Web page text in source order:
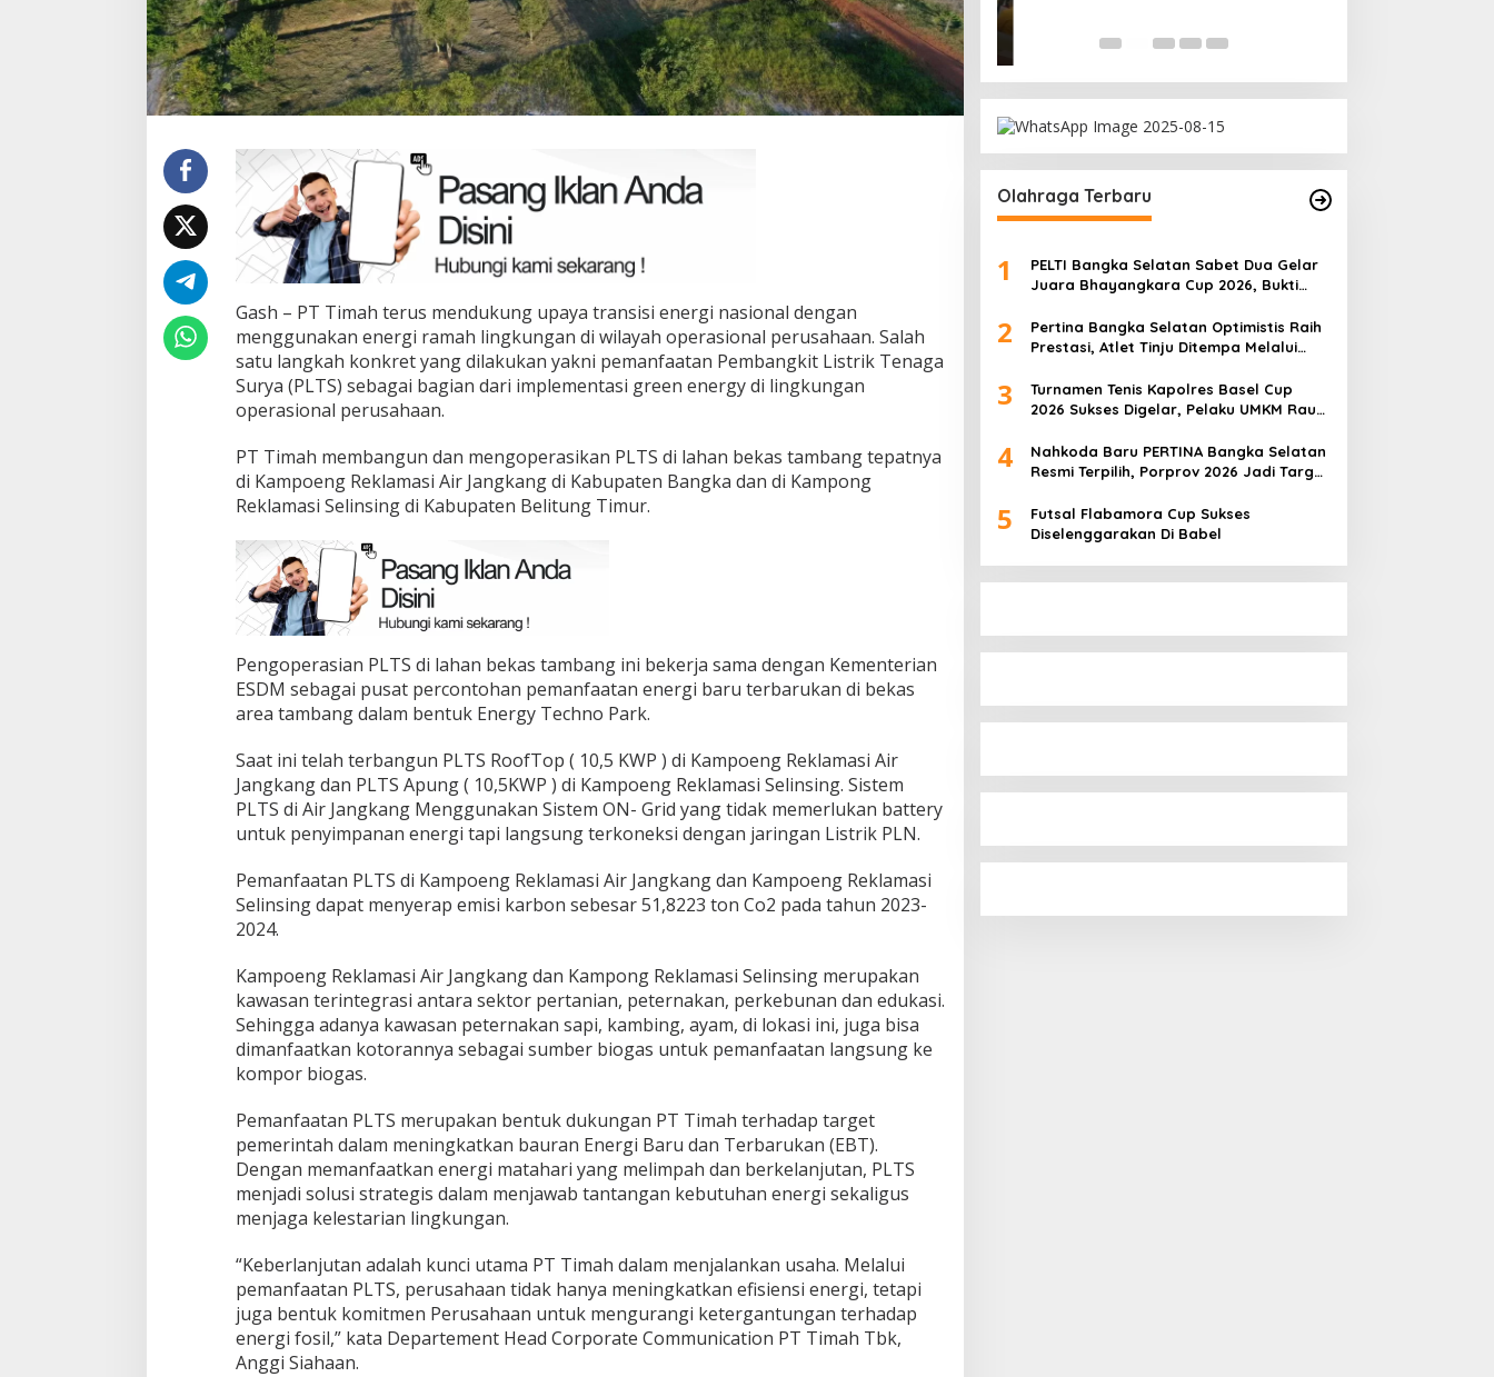
Gash – PT Timah terus mendukung upaya transisi energi nasional dengan
menggunakan energi ramah lingkungan di wilayah operasional perusahaan. Salah
satu langkah konkret yang dilakukan yakni pemanfaatan Pembangkit Listrik Tenaga
Surya (PLTS) sebagai bagian dari implementasi green energy di lingkungan
operasional perusahaan.
PT Timah membangun dan mengoperasikan PLTS di lahan bekas tambang tepatnya
di Kampoeng Reklamasi Air Jangkang di Kabupaten Bangka dan di Kampong
Reklamasi Selinsing di Kabupaten Belitung Timur.
Pengoperasian PLTS di lahan bekas tambang ini bekerja sama dengan Kementerian
ESDM sebagai pusat percontohan pemanfaatan energi baru terbarukan di bekas
area tambang dalam bentuk Energy Techno Park.
Saat ini telah terbangun PLTS RoofTop ( 10,5 KWP ) di Kampoeng Reklamasi Air
Jangkang dan PLTS Apung ( 10,5KWP ) di Kampoeng Reklamasi Selinsing. Sistem
PLTS di Air Jangkang Menggunakan Sistem ON- Grid yang tidak memerlukan battery
untuk penyimpanan energi tapi langsung terkoneksi dengan jaringan Listrik PLN.
Pemanfaatan PLTS di Kampoeng Reklamasi Air Jangkang dan Kampoeng Reklamasi
Selinsing dapat menyerap emisi karbon sebesar 51,8223 ton Co2 pada tahun 2023-
2024.
Kampoeng Reklamasi Air Jangkang dan Kampong Reklamasi Selinsing merupakan
kawasan terintegrasi antara sektor pertanian, peternakan, perkebunan dan edukasi.
Sehingga adanya kawasan peternakan sapi, kambing, ayam, di lokasi ini, juga bisa
dimanfaatkan kotorannya sebagai sumber biogas untuk pemanfaatan langsung ke
kompor biogas.
Pemanfaatan PLTS merupakan bentuk dukungan PT Timah terhadap target
pemerintah dalam meningkatkan bauran Energi Baru dan Terbarukan (EBT).
Dengan memanfaatkan energi matahari yang melimpah dan berkelanjutan, PLTS
menjadi solusi strategis dalam menjawab tantangan kebutuhan energi sekaligus
menjaga kelestarian lingkungan.
“Keberlanjutan adalah kunci utama PT Timah dalam menjalankan usaha. Melalui
pemanfaatan PLTS, perusahaan tidak hanya meningkatkan efisiensi energi, tetapi
juga bentuk komitmen Perusahaan untuk mengurangi ketergantungan terhadap
energi fosil,” kata Departement Head Corporate Communication PT Timah Tbk,
Anggi Siahaan.
Golkar Bangka Selatan
Di Bangka Selatan, Politik | 29/03/2026
Olahraga Terbaru
1
PELTI Bangka Selatan Sabet Dua Gelar
Juara Bhayangkara Cup 2026, Bukti
2
Pertina Bangka Selatan Optimistis Raih
Prestasi, Atlet Tinju Ditempa Melalui
3
Turnamen Tenis Kapolres Basel Cup
2026 Sukses Digelar, Pelaku UMKM Raup
4
Nahkoda Baru PERTINA Bangka Selatan
Resmi Terpilih, Porprov 2026 Jadi Target
5
Futsal Flabamora Cup Sukses
Diselenggarakan Di Babel